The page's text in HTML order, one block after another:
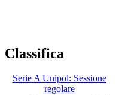
Classifica
Serie A Unipol: Sessione
regolare